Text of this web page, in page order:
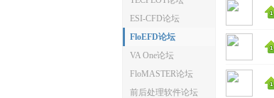
中
ESI-CFD论坛
FloEFD论坛
VA One论坛
FloMASTER论坛
前后处理软件论坛